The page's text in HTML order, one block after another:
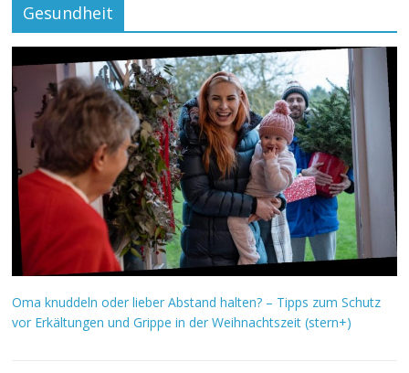
Gesundheit
Oma knuddeln oder lieber Abstand halten? – Tipps zum Schutz
vor Erkältungen und Grippe in der Weihnachtszeit (stern+)